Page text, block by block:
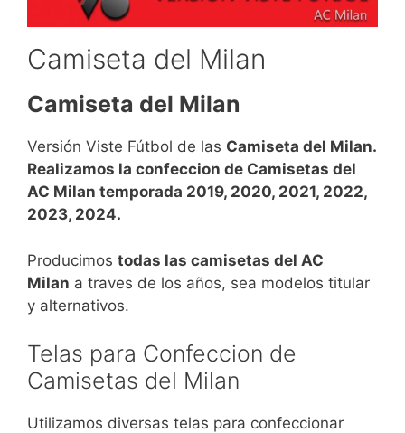
Camiseta del Milan
Camiseta del Milan
Versión Viste Fútbol de las Camiseta del Milan.
Realizamos la confeccion de Camisetas del
AC Milan temporada 2019, 2020, 2021, 2022,
2023, 2024.
Producimos todas las camisetas del AC
Milan a traves de los años, sea modelos titular
y alternativos.
Telas para Confeccion de
Camisetas del Milan
Utilizamos diversas telas para confeccionar